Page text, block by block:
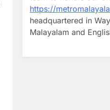
https://
headquartered in
Malayalam and